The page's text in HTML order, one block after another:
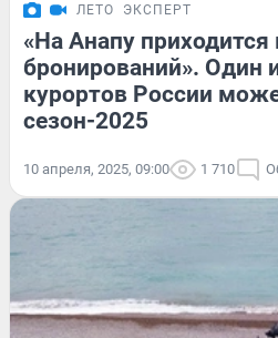
ЛЕТО ЭКСПЕРТ
«На Анапу приходится
бронирований». Один
курортов России
сезон-2025
10 апреля, 2025, 09:00 1 710